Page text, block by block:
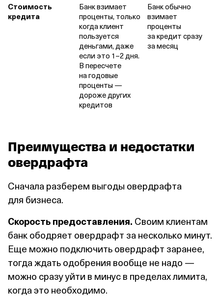
Стоимость
кредита
Банк взимает
проценты, только
когда клиент
пользуется
деньгами, даже
если это 1–2 дня.
В пересчете
на годовые
проценты —
дороже других
кредитов
Банк обычно
взимает
проценты
за кредит сразу
за месяц
Преимущества и недостатки
овердрафта
Сначала разберем выгоды овердрафта
для бизнеса.
Скорость предоставления. Своим клиентам
банк ободряет овердрафт за несколько минут.
Еще можно подключить овердрафт заранее,
тогда ждать одобрения вообще не надо —
можно сразу уйти в минус в пределах лимита,
когда это необходимо.